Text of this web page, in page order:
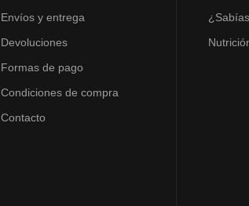
Envíos y entrega
Devoluciones
Formas de pago
Condiciones de compra
Contacto